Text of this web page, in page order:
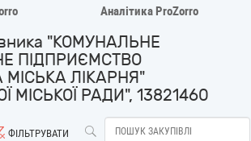
Аналітика ProZorro
"КОМУНАЛЬНЕ
ПІДПРИЄМСТВО
ЛІКАРНЯ"
МІСЬКОЇ РАДИ", 13821460
ФІЛЬТРУВАТИ